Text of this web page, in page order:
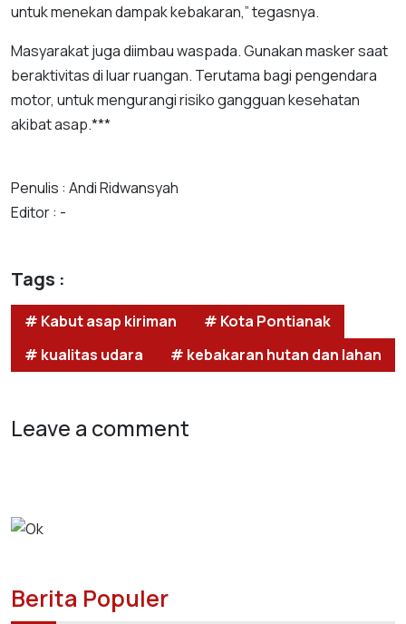
untuk menekan dampak kebakaran,” tegasnya.
Masyarakat juga diimbau waspada. Gunakan masker saat
beraktivitas di luar ruangan. Terutama bagi pengendara
motor, untuk mengurangi risiko gangguan kesehatan
akibat asap.***
Penulis : Andi Ridwansyah
Editor : -
Tags :
# Kabut asap kiriman
# Kota Pontianak
# kualitas udara
# kebakaran hutan dan lahan
Leave a comment
Berita Populer